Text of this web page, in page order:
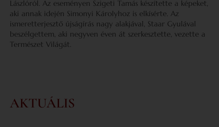
Lászlóról. Az eseményen Szigeti Tamás készítette a képeket,
aki annak idején Simonyi Károlyhoz is elkísérte. Az
ismeretterjesztő újságírás nagy alakjával, Staar Gyulával
beszélgettem, aki negyven éven át szerkesztette, vezette a
Természet Világát.
AKTUÁLIS